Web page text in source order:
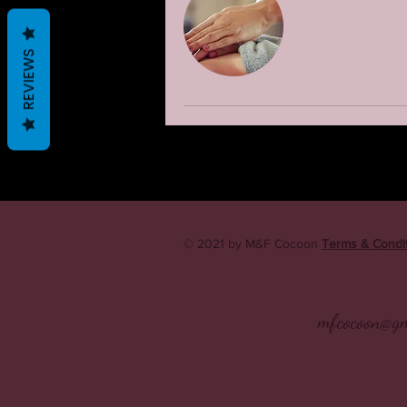
© 2021 by M&F Cocoon Terms &
REVIEWS